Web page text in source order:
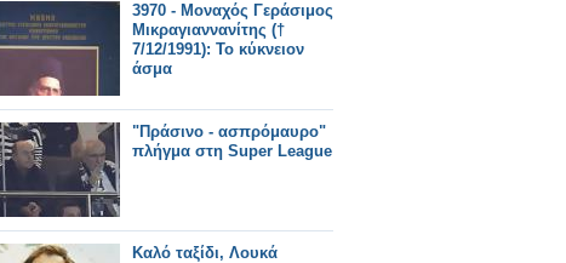
3970 - Μοναχός Γεράσιμος
Μικραγιαννανίτης (†
7/12/1991): Το κύκνειον
άσμα
"Πράσινο - ασπρόμαυρο"
πλήγμα στη Super League
Καλό ταξίδι, Λουκά